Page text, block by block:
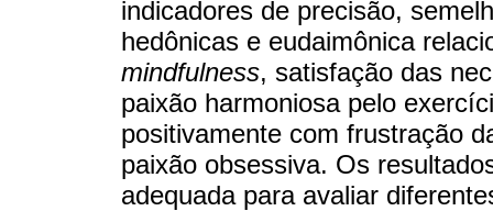
indicadores de precisão,
hedônicas e eudaimônica
mindfulness, satisfação das
paixão harmoniosa pelo
positivamente com frustração
paixão obsessiva. Os
adequada para avaliar